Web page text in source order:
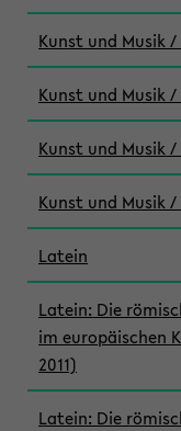
Kunst und Musik /
Kunst und Musik /
Kunst und Musik /
Kunst und Musik /
Latein
Latein: Die
im europäischen
2011)
Latein: Die